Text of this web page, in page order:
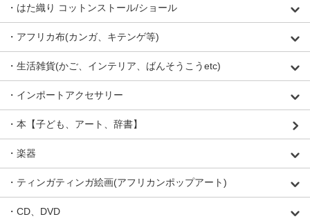
・はた織り コットンストール/ショール
・アフリカ布(カンガ、キテンゲ等)
・生活雑貨(かご、インテリア、ばんそうこうetc)
・インポートアクセサリー
・本【子ども、アート、辞書】
・楽器
・ティンガティンガ絵画(アフリカンポップアート)
・CD、DVD